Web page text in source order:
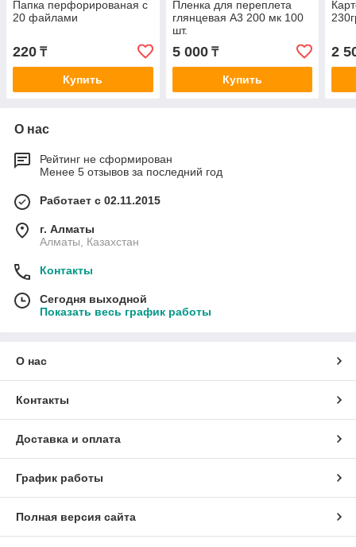
Папка перфорированая с
20 файлами
220 ₸
Купить
Пленка для переплета
глянцевая А3 200 мк 100
шт.
5 000₸
Купить
2
О нас
Рейтинг не сформирован
Менее 5 отзывов за последний год
Работает с 02.11.2015
г. Алматы
Алматы, Казахстан
Контакты
Сегодня выходной
Показать весь график работы
О нас
Контакты
Доставка и оплата
График работы
Полная версия сайта